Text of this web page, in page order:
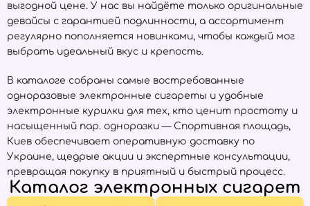
выгодной цене. У нас вы найдёте только оригинальные
девайсы с гарантией подлинности, а ассортимент
регулярно пополняется новинками, чтобы каждый мог
выбрать идеальный вкус и крепость.
В каталоге собраны самые востребованные
одноразовые электронные сигареты и удобные
электронные курилки для тех, кто ценит простоту и
насыщенный пар. одноразки — Спортивная площадь,
Киев обеспечивает оперативную доставку по
Украине, щедрые акции и экспертные консультации,
превращая покупку в приятный и быстрый процесс.
Каталог электронных сигарет